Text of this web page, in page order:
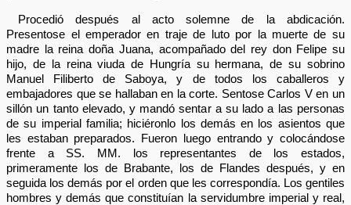
Procedió después al acto solemne de la abdicación.
Presentose el emperador en traje de luto por la muerte de su
madre la reina doña Juana, acompañado del rey don Felipe su
hijo, de la reina viuda de Hungría su hermana, de su sobrino
Manuel Filiberto de Saboya, y de todos los caballeros y
embajadores que se hallaban en la corte. Sentose Carlos V en un
sillón un tanto elevado, y mandó sentar a su lado a las personas
de su imperial familia; hiciéronlo los demás en los asientos que
les estaban preparados. Fueron luego entrando y colocándose
frente a SS. MM. los representantes de los estados,
primeramente los de Brabante, los de Flandes después, y en
seguida los demás por el orden que les correspondía. Los gentiles
hombres y demás que constituían la servidumbre imperial y real,